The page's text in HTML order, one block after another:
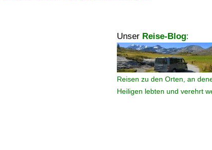
Unser Reise-Blog:
Reisen zu den Orten, an
Heiligen lebten und verehrt